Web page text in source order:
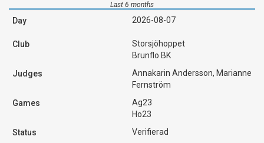
Last 6 months
2026-08-07
Storsjöhoppet
Brunflo BK
Annakarin Andersson, Marianne
Fernström
Ag23
Ho23
Verifierad